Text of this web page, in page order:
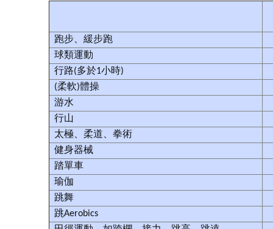
跑步、緩步跑
球類運動
行路(多於1小時)
(柔軟)體操
游水
行山
太極、柔道、拳術
健身器械
踏單車
瑜伽
跳舞
跳Aerobics